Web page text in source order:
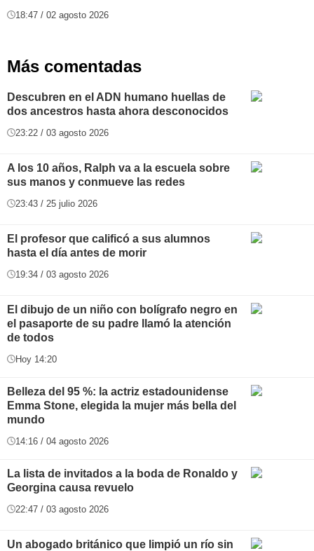
18:47 / 02 agosto 2026
Más comentadas
Descubren en el ADN humano huellas de
dos ancestros hasta ahora desconocidos
23:22 / 03 agosto 2026
A los 10 años, Ralph va a la escuela sobre
sus manos y conmueve las redes
23:43 / 25 julio 2026
El profesor que calificó a sus alumnos
hasta el día antes de morir
19:34 / 03 agosto 2026
El dibujo de un niño con bolígrafo negro en
el pasaporte de su padre llamó la atención
de todos
Hoy 14:20
Belleza del 95 %: la actriz estadounidense
Emma Stone, elegida la mujer más bella del
mundo
14:16 / 04 agosto 2026
La lista de invitados a la boda de Ronaldo y
Georgina causa revuelo
22:47 / 03 agosto 2026
Un abogado británico que limpió un río sin